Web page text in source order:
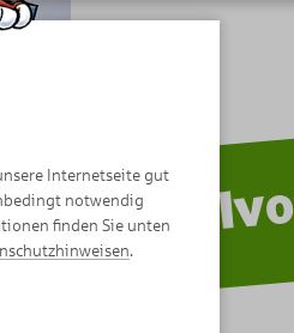
Internetseite gut
notwendig
finden Sie unten
.